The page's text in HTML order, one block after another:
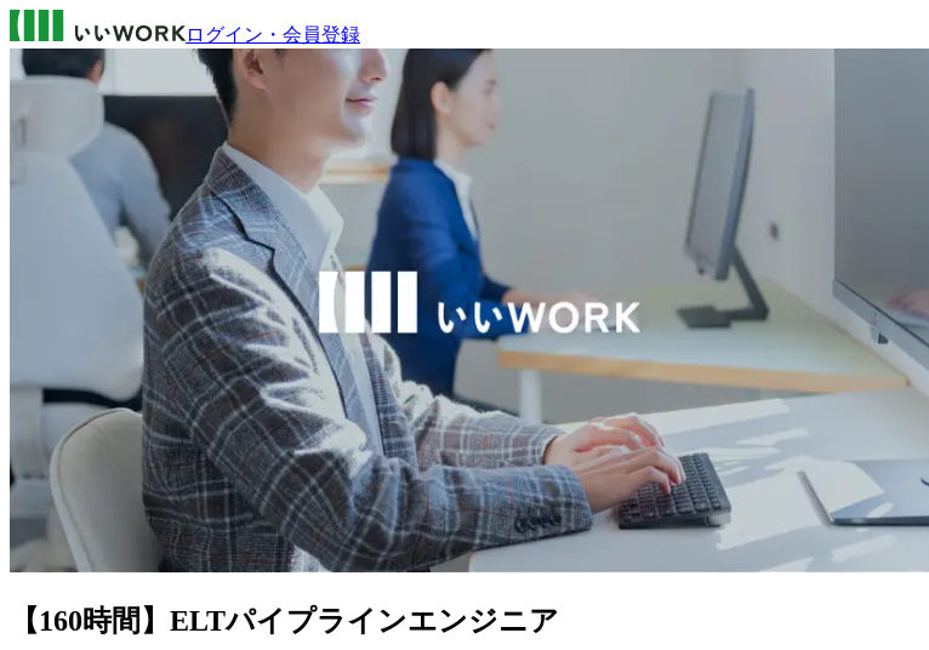
ログイン・会員登録
【160時間】ELTパイプラインエンジニア